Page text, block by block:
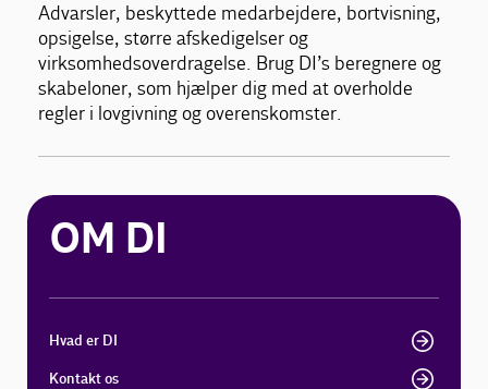
Advarsler, beskyttede medarbejdere, bortvisning,
opsigelse, større afskedigelser og
virksomhedsoverdragelse. Brug DI’s beregnere og
skabeloner, som hjælper dig med at overholde
regler i lovgivning og overenskomster.
OM DI
Hvad er DI
Kontakt os